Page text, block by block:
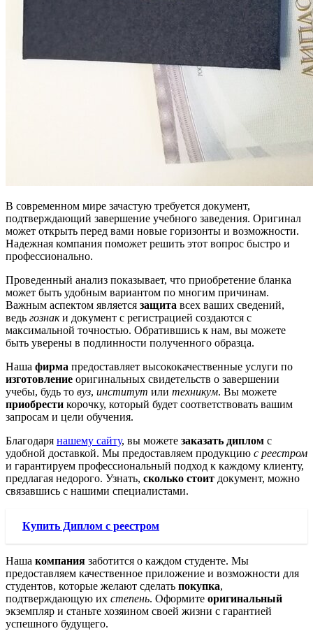
В современном мире зачастую требуется документ,
подтверждающий завершение учебного заведения. Оригинал
может открыть перед вами новые горизонты и возможности.
Надежная компания поможет решить этот вопрос быстро и
профессионально.
Проведенный анализ показывает, что приобретение бланка
может быть удобным вариантом по многим причинам.
Важным аспектом является защита всех ваших сведений,
ведь гознаки документ с регистрацией создаются с
максимальной точностью. Обратившись к нам, вы можете
быть уверены в подлинности полученного образца.
Наша фирма предоставляет высококачественные услуги по
изготовление оригинальных свидетельств о завершении
учебы, будь то вуз, институт или техникум. Вы можете
приобрести корочку, который будет соответствовать вашим
запросам и цели обучения.
Благодаря нашему сайту, вы можете заказать диплом с
удобной доставкой. Мы предоставляем продукцию с реестром
и гарантируем профессиональный подход к каждому клиенту,
предлагая недорого. Узнать, сколько стоит документ, можно
связавшись с нашими специалистами.
Купить Диплом с реестром
Наша компания заботится о каждом студенте. Мы
предоставляем качественное приложение и возможности для
студентов, которые желают сделать покупка,
подтверждающую их степень. Оформите оригинальный
экземпляр и станьте хозяином своей жизни с гарантией
успешного будущего.